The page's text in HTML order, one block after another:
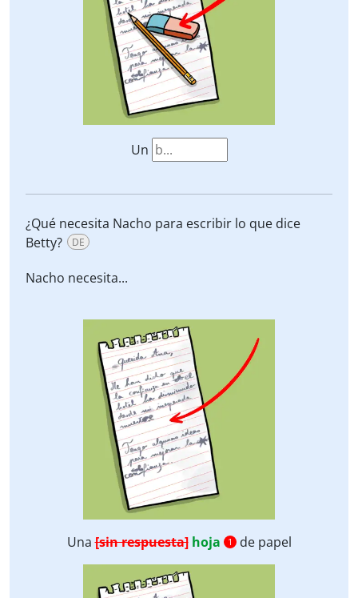
Un
¿Qué necesita Nacho para escribir lo que dice
Betty?
DE
Nacho necesita...
Una[sin respuesta] hoja 1 de papel